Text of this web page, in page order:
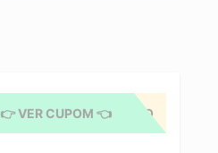
CUPOM APLICADO
👉 VER CUPOM 👈